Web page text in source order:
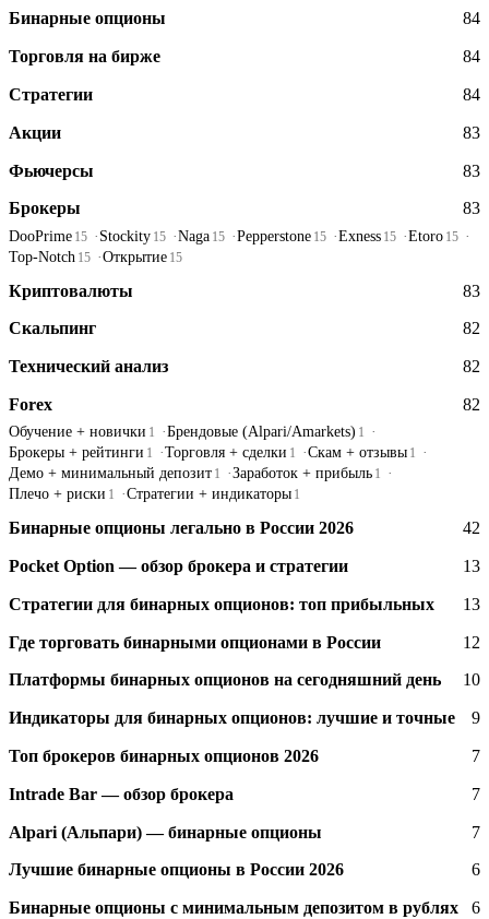
Бинарные опционы 84
Торговля на бирже 84
Стратегии 84
Акции 83
Фьючерсы 83
Брокеры 83
DooPrime 15 Stockity 15 Naga 15 Pepperstone 15 Exness 15 Etoro 15
Top-Notch 15 Открытие 15
Криптовалюты 83
Скальпинг 82
Технический анализ 82
Forex 82
Обучение + новички 1 Брендовые (Alpari/Amarkets) 1
Брокеры + рейтинги 1 Торговля + сделки 1 Скам + отзывы 1
Демо + минимальный депозит 1 Заработок + прибыль 1
Плечо + риски 1 Стратегии + индикаторы 1
Бинарные опционы легально в России 2026 42
Pocket Option — обзор брокера и стратегии 13
Стратегии для бинарных опционов: топ прибыльных 13
Где торговать бинарными опционами в России 12
Платформы бинарных опционов на сегодняшний день 10
Индикаторы для бинарных опционов: лучшие и точные 9
Топ брокеров бинарных опционов 2026 7
Intrade Bar — обзор брокера 7
Alpari (Альпари) — бинарные опционы 7
Лучшие бинарные опционы в России 2026 6
Бинарные опционы с минимальным депозитом в рублях 6